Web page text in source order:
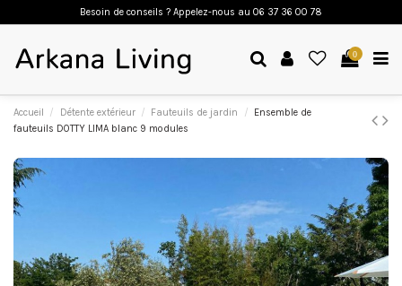
Besoin de conseils ? Appelez-nous au 06 37 36 00 78
0
Accueil Détente extérieur Fauteuils de jardin
Ensemble de
fauteuils DOTTY LIMA blanc 9 modules